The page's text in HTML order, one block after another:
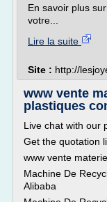
En savoir plus
votre...
Lire la suite
Site : http://
www vente
plastiques
Live chat with our
Get the quotation
www vente
Machine De
Alibaba